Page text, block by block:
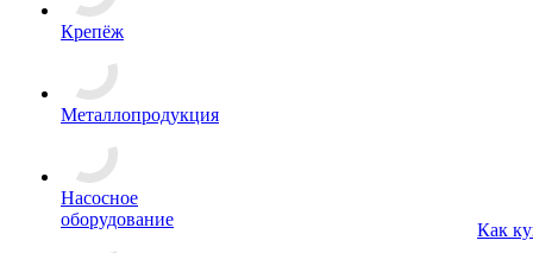
Крепёж
Металлопродукция
Насосное
оборудование
Как